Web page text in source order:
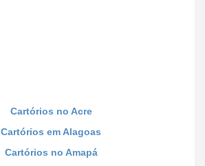
Cartórios no Acre
Cartórios em Alagoas
Cartórios no Amapá